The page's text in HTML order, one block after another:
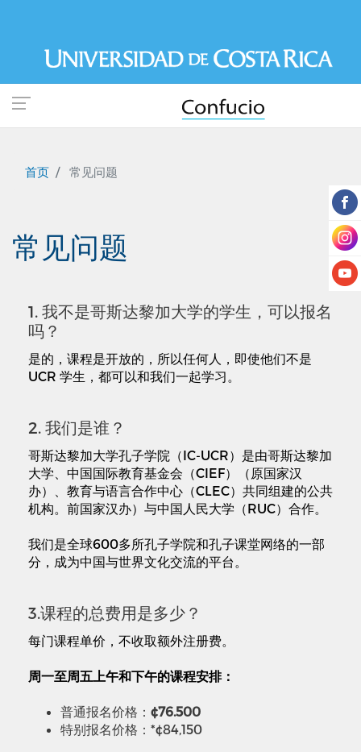
到
内
容
首页 常见问题
常见问题
1. 我不是哥斯达黎加大学的学生，可以报名
吗？
是的，课程是开放的，所以任何人，即使他们不是
UCR 学生，都可以和我们一起学习。
2. 我们是谁？
哥斯达黎加大学孔子学院（IC-UCR）是由哥斯达黎加
大学、中国国际教育基金会（CIEF）（原国家汉
办）、教育与语言合作中心（CLEC）共同组建的公共
机构。前国家汉办）与中国人民大学（RUC）合作。
我们是全球600多所孔子学院和孔子课堂网络的一部
分，成为中国与世界文化交流的平台。
3.课程的总费用是多少？
每门课程单价，不收取额外注册费。
周一至周五上午和下午的课程安排：
普通报名价格： ¢76.500
特别报名价格：*¢84,150